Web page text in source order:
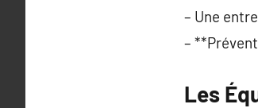
– Une
–
Les